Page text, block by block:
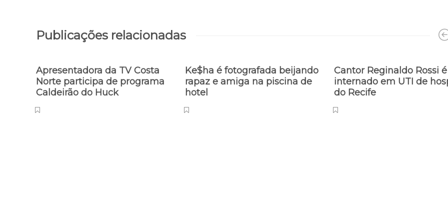
Publicações relacionadas
Apresentadora da TV Costa
Norte participa de programa
Caldeirão do Huck
Ke$ha é fotografada beijando
rapaz e amiga na piscina de
hotel
Cantor Reginaldo Rossi é
internado em UTI de
do Recife